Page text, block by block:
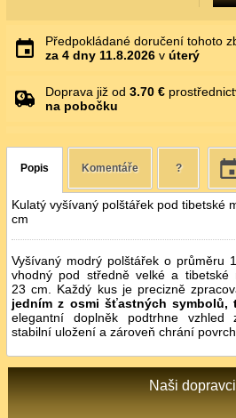
Naši dopravci
Předpokládané doručení tohoto
za 4 dny 11.8.2026 v úterý
Doprava již od 3.70 €
na pobočku
Popis Komentáře ?
Kulatý vyšívaný polštářek pod tibetské
cm
Vyšívaný modrý polštářek o průměru
vhodný pod středně velké a
23 cm. Každý kus je precizně
jedním z osmi šťastných symbolů,
elegantní doplněk podtrhne
stabilní uložení a zároveň chrání